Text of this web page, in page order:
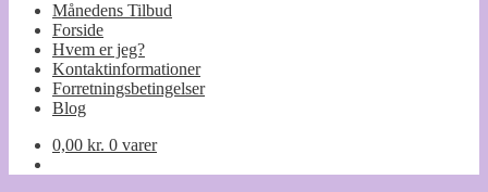
Månedens Tilbud
Forside
Hvem er jeg?
Kontaktinformationer
Forretningsbetingelser
Blog
0,00 kr. 0 varer